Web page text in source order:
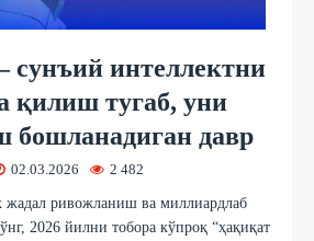
сунъий интеллектни
қилиш тугаб, уни
бошланадиган давр
02.03.2026 2 482
жадал ривожланиш ва миллиардлаб
2026 йилни тобора кўпроқ “ҳақиқат